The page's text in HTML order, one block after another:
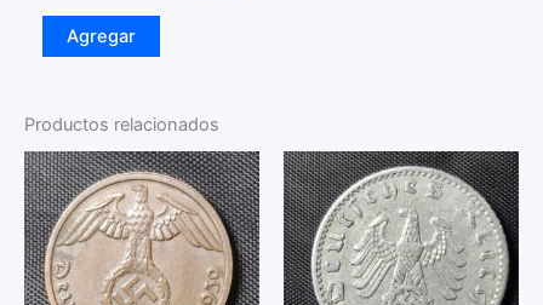
Australia
50
Cents
-
Km#488
-
Milenio
-
Año
Agregar
Productos relacionados